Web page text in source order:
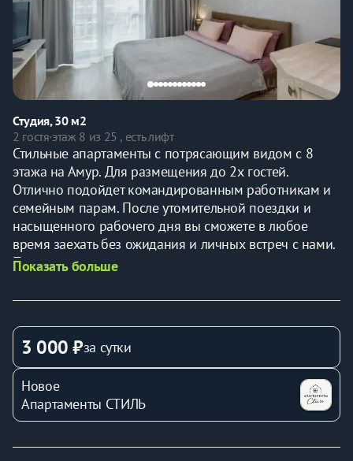
Студия, 30 м2
2 гостя·этаж 8 из 25 , есть лифт
Стильные апартаменты с потрясающим видом с 8
этажа на Амур. Для размещения до 2х гocтeй.
Отлично подойдет командированным работникам и
семейным парам. После утомительной поездки и
насыщенного рабочего дня вы сможете в любое
время заехать без ожидания и личных встреч с нами.
Принять теплый душ и сразу как в отеле лечь в
просыпаться в объятиях шикарных рассветов и
приготовить любимое блюдо, вместо похода по
дорогим ресторанам. Заселение самостоятельное .
Предоставляем полный пакет отчетных документов. У
Вас будет возможность насладиться красивым видом
с чашечкой кофе или чая на лоджии . В пешей
доступности находятся дирекция РЖД ( Пионерская
1Е) , Транснефть (Запарина 1), УК БСМ (пер.
Показать больше
3 000 ₽за сутки
Новое
Апартаменты СТИЛЬ